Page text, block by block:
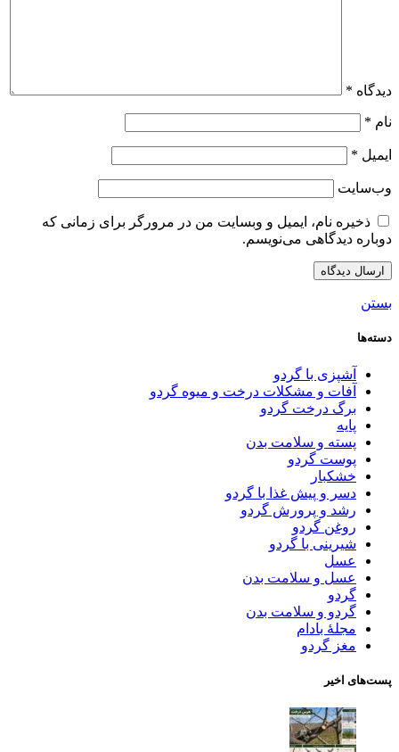
دیدگاه *
نام *
ایمیل *
وب‌سایت
ذخیره نام، ایمیل و وبسایت من در مرورگر برای زمانی که
دوباره دیدگاهی می‌نویسم.
بستن
دسته‌ها
آشپزی با گردو
آفات و مشکلات درخت و میوه گردو
برگ درخت گردو
پایه
پسته و سلامت بدن
پوست گردو
خشکبار
دسر و پیش غذا با گردو
رشد و پرورش گردو
روغن گردو
شیرینی با گردو
عسل
عسل و سلامت بدن
گردو
گردو و سلامت بدن
مجلۀ بادام
مغز گردو
پست‌های اخیر